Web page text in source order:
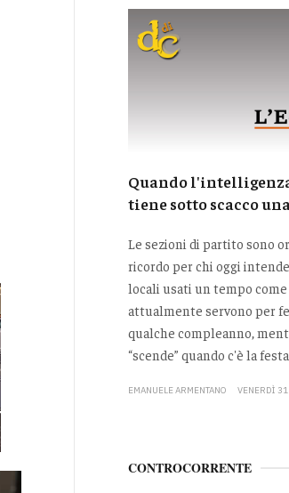
Quando
tiene sotto scacco
Le sezioni di partito sono
ricordo per chi oggi
locali usati un tempo
attualmente servono per
qualche compleanno,
“scende” quando c'è la
EMANUELE ARMENTANO VENERDÌ
CONTROCORRENTE